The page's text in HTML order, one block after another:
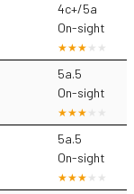
4c+/5a
On-sight
5a.5
On-sight
5a.5
On-sight